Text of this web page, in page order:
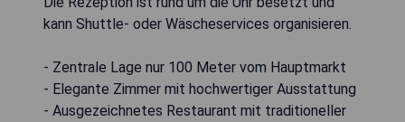
kann Shuttle- oder Wäscheservices organisieren.
- Zentrale Lage nur 100 Meter vom Hauptmarkt
- Elegante Zimmer mit hochwertiger Ausstattung
- Ausgezeichnetes Restaurant mit traditioneller